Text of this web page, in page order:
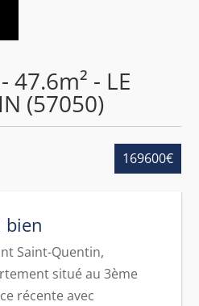
- LE
(57050)
169600€
bien
Saint-Quentin,
situé au 3ème
récente avec